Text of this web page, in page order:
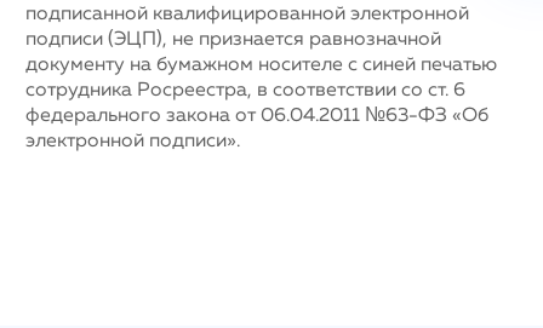
подписанной квалифицированной электронной
подписи (ЭЦП), не признается равнозначной
документу на бумажном носителе с синей печатью
сотрудника Росреестра, в соответствии со ст. 6
федерального закона от 06.04.2011 №63-ФЗ «Об
электронной подписи».